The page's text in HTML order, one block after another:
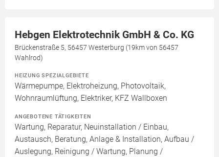
Hebgen Elektrotechnik GmbH & Co. KG
Brückenstraße 5, 56457 Westerburg (19km von 56457
Wahlrod)
HEIZUNG SPEZIALGEBIETE
Wärmepumpe, Elektroheizung, Photovoltaik,
Wohnraumlüftung, Elektriker, KFZ Wallboxen
ANGEBOTENE TÄTIGKEITEN
Wartung, Reparatur, Neuinstallation / Einbau,
Austausch, Beratung, Anlage & Installation, Aufbau /
Auslegung, Reinigung / Wartung, Planung /